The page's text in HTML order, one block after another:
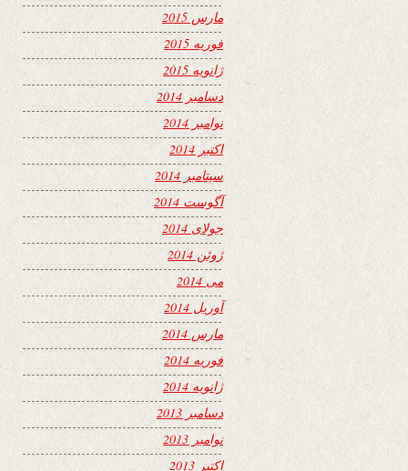
مارس 2015
فوریه 2015
ژانویه 2015
دسامبر 2014
نوامبر 2014
اکتبر 2014
سپتامبر 2014
آگوست 2014
جولای 2014
ژوئن 2014
می 2014
آوریل 2014
مارس 2014
فوریه 2014
ژانویه 2014
دسامبر 2013
نوامبر 2013
اکتبر 2013